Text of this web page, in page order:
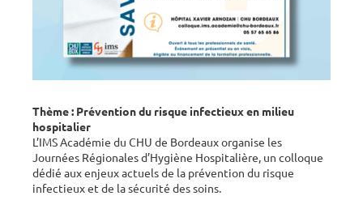
Thème : Prévention du risque infectieux en milieu
hospitalier
L’IMS Académie du CHU de Bordeaux organise les
Journées Régionales d’Hygiène Hospitalière, un colloque
dédié aux enjeux actuels de la prévention du risque
infectieux et de la sécurité des soins.